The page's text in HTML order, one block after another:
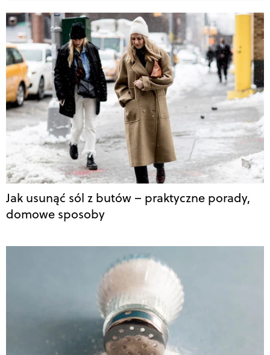
Jak usunąć sól z butów – praktyczne porady,
domowe sposoby